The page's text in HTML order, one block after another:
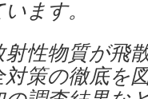
ます。
性物質が飛
策の徹底を